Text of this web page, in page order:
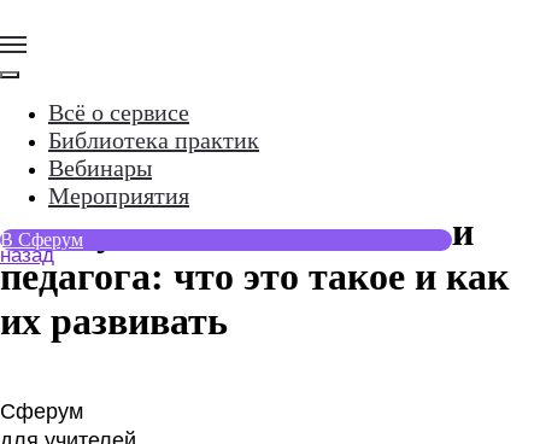
Сферум
для учителей
Всё о сервисе
Библиотека практик
Вебинары
Мероприятия
В Сферум
10.04.2023
Коммуникативные навыки
педагога: что это такое и как
их развивать